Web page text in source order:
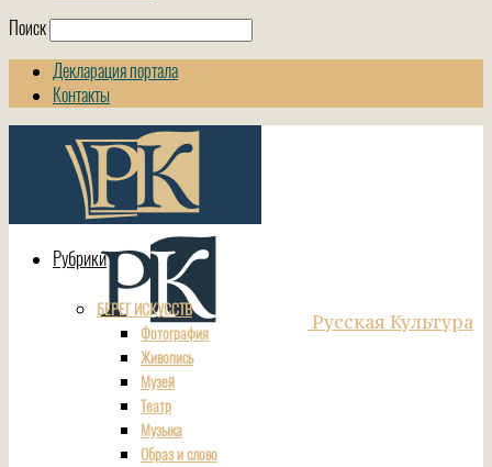
Поиск
Декларация портала
Контакты
Русская Культура
Рубрики
БЕРЕГ ИСКУССТВ
Фотография
Живопись
Музей
Театр
Музыка
Образ и слово